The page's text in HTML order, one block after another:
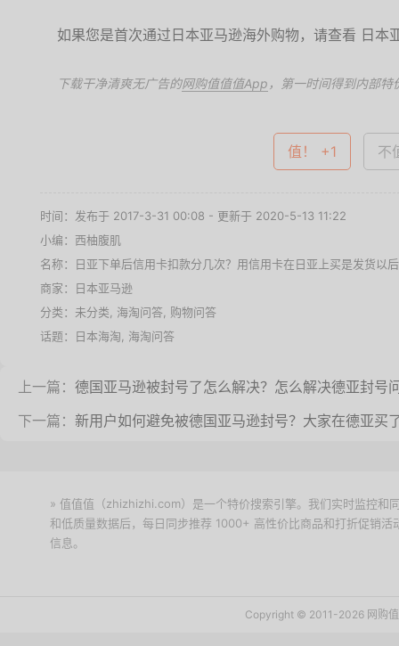
如果您是首次通过日本亚马逊海外购物，请查看 日本
下载干净清爽无广告的网购值值值App ，第一时间得到内部特
值！ +1 不
时间：发布于 2017-3-31 00:08 - 更新于 2020-5-13 11:22
小编：西柚腹肌
名称：
日亚下单后信用卡扣款分几次？用信用卡在日亚上买是发货以
商家：
日本亚马逊
分类：未分类, 海淘问答 购物问答
话题：
日本海淘 海淘问答
上一篇： 德国亚马逊被封号了怎么解决？怎么解决德亚封号
下一篇： 新用户如何避免被德国亚马逊封号？大家在德亚买
» 值值值（zhizhizhi.com）是一个特价搜索引擎。我们实时监控和
和低质量数据后，每日同步推荐 1000+ 高性价比商品和打折促销
信息。
Copyright © 2011-2026 网购